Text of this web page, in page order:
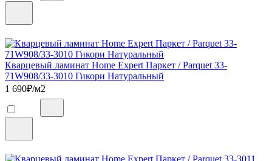
Кварцевый ламинат Home Expert Паркет / Parquet 33-
71W908/33-3010 Гикори Натуральный
1 690₽/м2